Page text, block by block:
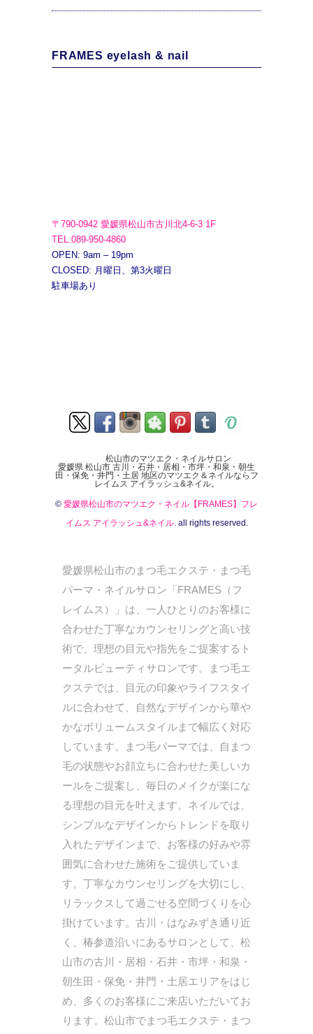
FRAMES eyelash & nail
〒790-0942 愛媛県松山市古川北4-6-3 1F
TEL.089-950-4860
OPEN: 9am – 19pm
CLOSED: 月曜日、第3火曜日
駐車場あり
松山市のマツエク・ネイルサロン
愛媛県 松山市 古川・石井・居相・市坪・和泉・朝生
田・保免・井門・土居 地区のマツエク＆ネイルならフ
レイムス アイラッシュ&ネイル。
© 愛媛県松山市のマツエク・ネイル【FRAMES】フレ
イムス アイラッシュ&ネイル. all rights reserved.
愛媛県松山市のまつ毛エクステ・まつ毛
パーマ・ネイルサロン「FRAMES（フ
レイムス）」は、一人ひとりのお客様に
合わせた丁寧なカウンセリングと高い技
術で、理想の目元や指先をご提案するト
ータルビューティサロンです。まつ毛エ
クステでは、目元の印象やライフスタイ
ルに合わせて、自然なデザインから華や
かなボリュームスタイルまで幅広く対応
しています。まつ毛パーマでは、自まつ
毛の状態やお顔立ちに合わせた美しいカ
ールをご提案し、毎日のメイクが楽にな
る理想の目元を叶えます。ネイルでは、
シンプルなデザインからトレンドを取り
入れたデザインまで、お客様の好みや雰
囲気に合わせた施術をご提供していま
す。丁寧なカウンセリングを大切にし、
リラックスして過ごせる空間づくりを心
掛けています。古川・はなみずき通り近
く、椿参道沿いにあるサロンとして、松
山市の古川・居相・石井・市坪・和泉・
朝生田・保免・井門・土居エリアをはじ
め、多くのお客様にご来店いただいてお
ります。松山市でまつ毛エクステ・まつ